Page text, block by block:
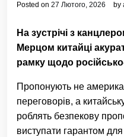
Posted on 27 Лютого, 2026 by
На зустрічі з
Мерцом китайці
рамку щодо
Пропонують не
переговорів, а
роблять безпекову
виступати гарантом